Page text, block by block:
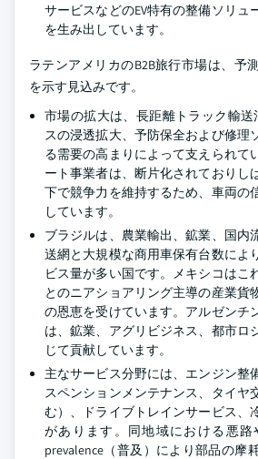
サービスなどのEV特有の整備ソリュ
を生み出しています。
ラテンアメリカのB2B旅行市場は、予
を示す見込みです。
市場の拡大は、長距離トラック輸
スの浸透拡大、予防保全および修理
る需要の高まりによって支えられて
ート事業者は、断片化されておりし
下で競争力を維持するため、車両の
しています。
ブラジルは、農業輸出、鉱業、国内
送網と大規模な商用車保有台数によ
ビス量が多い国です。メキシコはこ
とのニアショアリング主導の産業貨
の恩恵を受けています。アルゼンチ
は、鉱業、アグリビジネス、都市ロ
じて貢献しています。
主なサービス分野には、エンジン整
スペンションメンテナンス、タイヤ
む）、ドライブトレインサービス、
があります。同地域における悪
prevalence（普及）により部品の摩